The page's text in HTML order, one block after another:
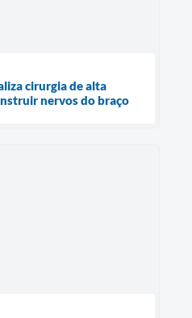
cirurgia de alta
nervos do braço